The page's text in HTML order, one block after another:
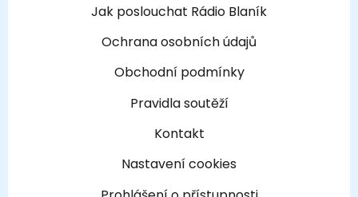
Jak poslouchat Rádio Blaník
Ochrana osobních údajů
Obchodní podmínky
Pravidla soutěží
Kontakt
Nastavení cookies